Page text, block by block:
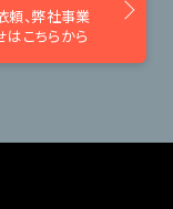
頼、弊社事業
こちらから